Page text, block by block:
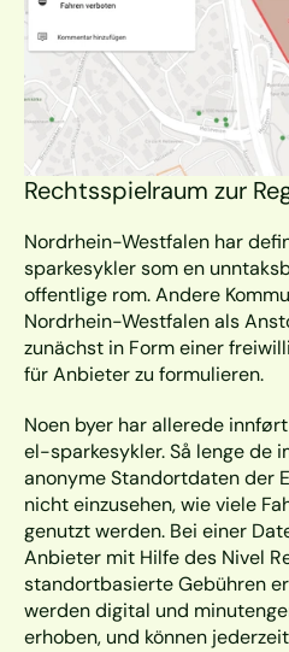
Rechtsspielraum zur
Nordrhein-Westfalen har
sparkesykler som en
offentlige rom. Andere
Nordrhein-Westfalen als
zunächst in Form einer
für Anbieter zu formulieren.
Noen byer har allerede
el-sparkesykler. Så lenge de
anonyme Standortdaten der
nicht einzusehen, wie viele
genutzt werden. Bei einer
Anbieter mit Hilfe des Nivel
standortbasierte Gebühren
werden digital und
erhoben, und können